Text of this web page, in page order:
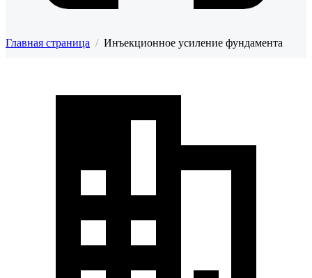
Главная страница / Инъекционное усиление фундамента